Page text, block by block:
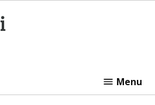
Menu